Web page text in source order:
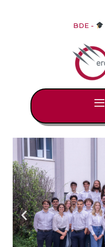
BDE -